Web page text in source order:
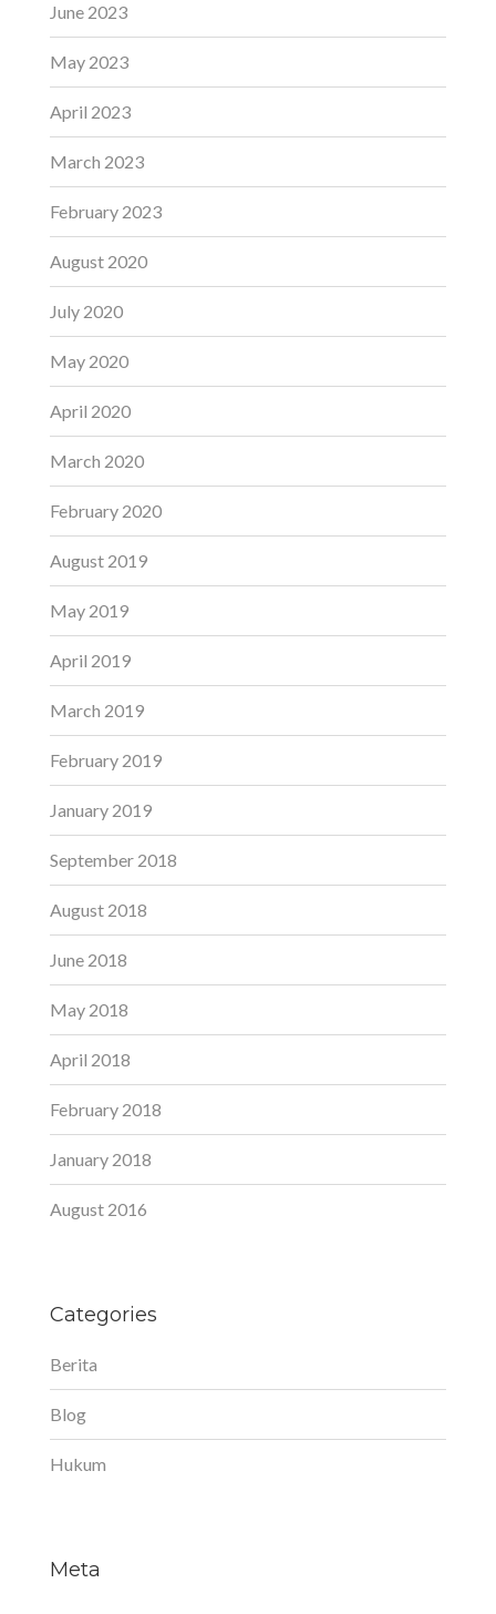
June 2023
May 2023
April 2023
March 2023
February 2023
August 2020
July 2020
May 2020
April 2020
March 2020
February 2020
August 2019
May 2019
April 2019
March 2019
February 2019
January 2019
September 2018
August 2018
June 2018
May 2018
April 2018
February 2018
January 2018
August 2016
Categories
Berita
Blog
Hukum
Meta